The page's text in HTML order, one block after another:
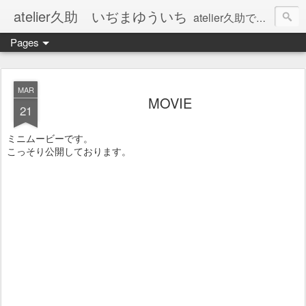
atelier久助 いぢまゆういち atelier久助では土と火から暖かなモノたちを生み出しています。 ご覧になられた方が和んで頂ければ幸いです。
Pages
MAR
21 MOVIE
ミニムービーです。
こっそり公開しております。